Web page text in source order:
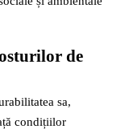
de
sa,
condițiilor